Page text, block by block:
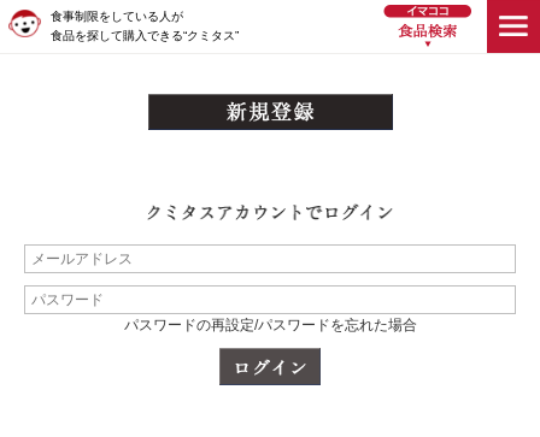
食事制限をしている人が
食品を探して購入できる“クミタス”
パスワードの再設定/パスワードを忘れた場合